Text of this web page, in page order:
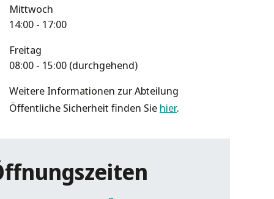
Mittwoch
14:00 - 17:00
Freitag
08:00 - 15:00 (durchgehend)
Weitere Informationen zur Abteilung
Öffentliche Sicherheit finden Siehier.